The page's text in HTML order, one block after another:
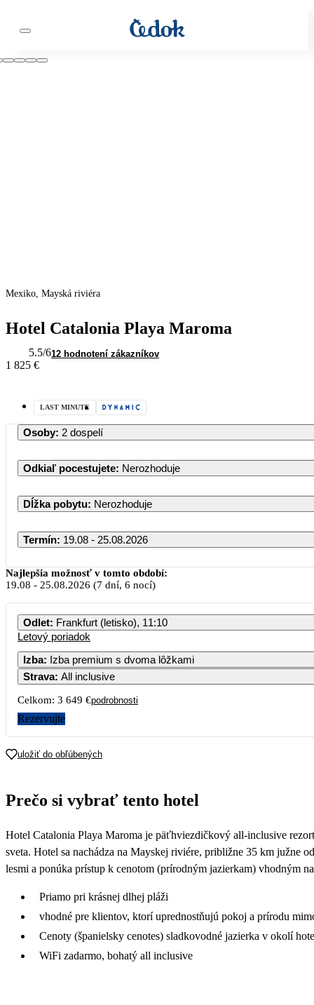
Mexiko, Mayská riviéra
Hotel Catalonia Playa Maroma
5.5/612 hodnotení zákazníkov
1 825 €
LAST MINUTE
Osoby: 2 dospelí
Odkiaľ pocestujete: Nerozhoduje
Dĺžka pobytu: Nerozhoduje
Termín: 19.08 - 25.08.2026
1
Najlepšia možnosť v tomto období:
19.08 - 25.08.2026 (7 dní, 6 nocí)
Odlet: Frankfurt (letisko), 11:10
Letový poriadok
Izba: Izba premium s dvoma lôžkami
Strava: All inclusive
Celkom: 3 649 €podrobnosti
Rezervujte
uložiť do obľúbených
Prečo si vybrať tento hotel
Hotel Catalonia Playa Maroma je päťhviezdičkový all-inclusive
sveta. Hotel sa nachádza na Mayskej riviére, približne 35 km južne
lesmi a ponúka prístup k cenotom (prírodným jazierkam) vhodným
Priamo pri krásnej dlhej pláži
vhodné pre klientov, ktorí uprednostňujú pokoj a prírodu
Cenoty (španielsky cenotes) sladkovodné jazierka v okolí
WiFi zadarmo, bohatý all inclusive